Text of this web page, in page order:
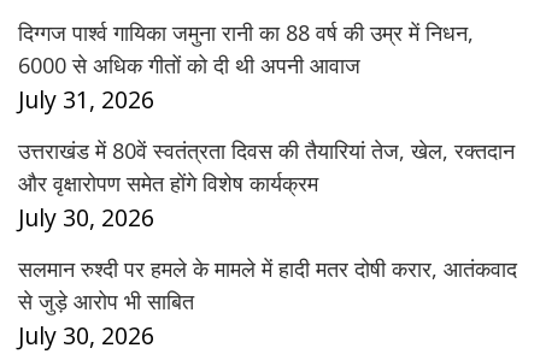
दिग्गज पार्श्व गायिका जमुना रानी का 88 वर्ष की उम्र में निधन,
6000 से अधिक गीतों को दी थी अपनी आवाज
July 31, 2026
उत्तराखंड में 80वें स्वतंत्रता दिवस की तैयारियां तेज, खेल, रक्तदान
और वृक्षारोपण समेत होंगे विशेष कार्यक्रम
July 30, 2026
सलमान रुश्दी पर हमले के मामले में हादी मतर दोषी करार, आतंकवाद
से जुड़े आरोप भी साबित
July 30, 2026